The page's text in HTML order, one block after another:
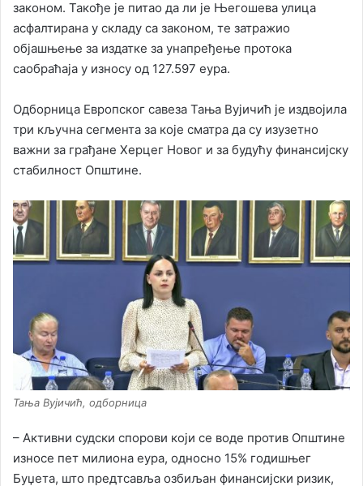
законом. Такође је питао да ли је Његошева улица
асфалтирана у складу са законом, те затражио
објашњење за издатке за унапређење протока
саобраћаја у износу од 127.597 еура.
Одборница Европског савеза Тања Вујичић је издвојила
три кључна сегмента за које сматра да су изузетно
важни за грађане Херцег Новог и за будућу финансијску
стабилност Општине.
Тања Вујичић, одборница
– Активни судски спорови који се воде против Општине
износе пет милиона еура, односно 15% годишњег
Буџета, што предтсавља озбиљан финансијски ризик,